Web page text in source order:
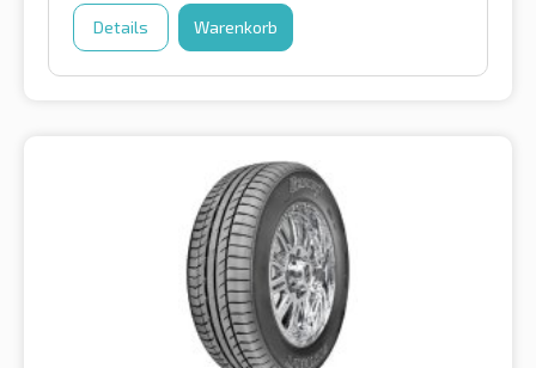
Details Warenkorb